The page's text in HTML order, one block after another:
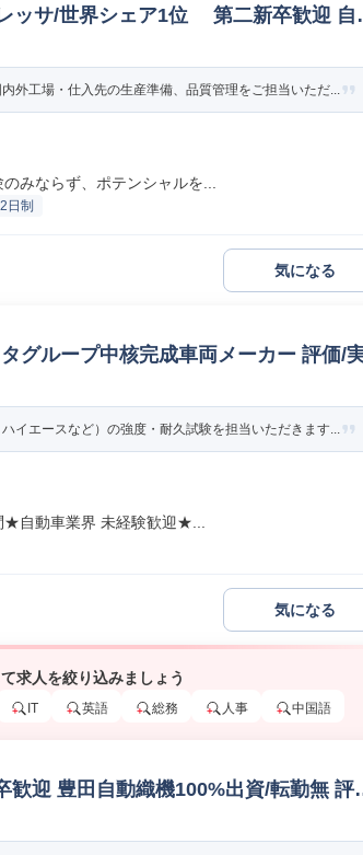
ッサ/世界シェア1位 第二新卒歓迎 自
外工場・仕入先の生産準備、品質管理をご担当いただ...
みならず、ポテンシャルを...
日制
気になる
グループ中核完成車両メーカー 評価/
イエースなど）の強度・耐久試験を担当いただきます...
自動車業界 未経験歓迎★...
気になる
求人を絞り込みましょう
IT 英語 総務 人事 中国語
歓迎 豊田自動織機100%出資/転勤無 評